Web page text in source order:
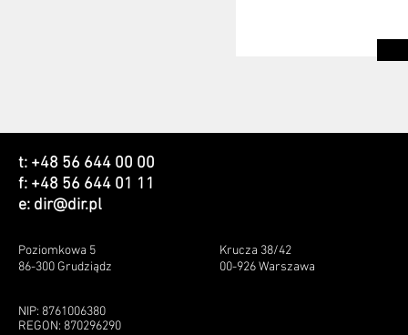
t: +48 56 644 00 00
f: +48 56 644 01 11
e: dir@dir.pl
Poziomkowa 5
86-300 Grudziądz
NIP: 8761006380
REGON: 870296290
Krucza 38/42
00-926 Warszawa